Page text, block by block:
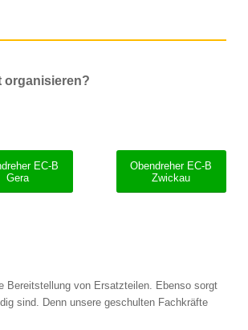
organisieren?
EC-B
Gera
Obendreher EC-B
Zwickau
Bereitstellung von Ersatzteilen. Ebenso sorgt
sind. Denn unsere geschulten Fachkräfte